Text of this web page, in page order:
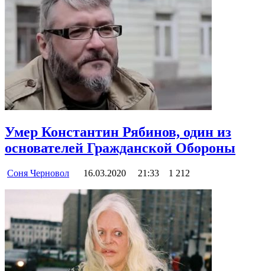
Умер Константин Рябинов, один из
основателей Гражданской Обороны
Соня Черновол 16.03.2020 21:33 1 212